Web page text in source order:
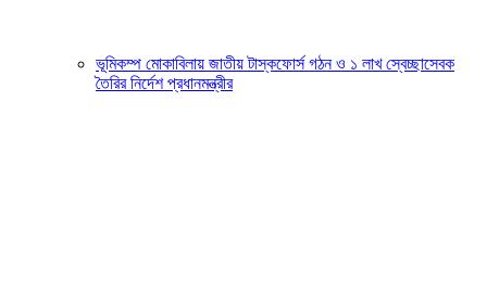
ভূমিকম্প মোকাবিলায় জাতীয় টাস্কফোর্স গঠন ও ১ লাখ স্বেচ্ছাসেবক
তৈরির নির্দেশ প্রধানমন্ত্রীর